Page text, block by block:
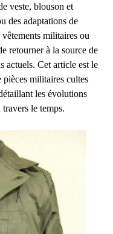
veste, blouson et
des adaptations de
vêtements militaires ou
retourner à la source de
actuels. Cet article est le
pièces militaires cultes
les évolutions
le temps.